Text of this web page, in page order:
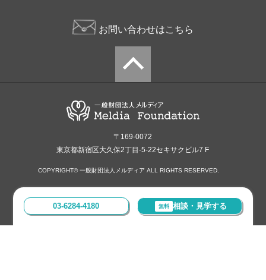
03-6284-4180 無料 相談・見学する
お問い合わせはこちら
〒169-0072
東京都新宿区大久保2丁目-5-22セキサクビル7 F
COPYRIGHT© 一般財団法人メルディア ALL RIGHTS RESERVED.